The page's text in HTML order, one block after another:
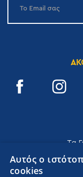
Tα
Αυτός ο
cookies